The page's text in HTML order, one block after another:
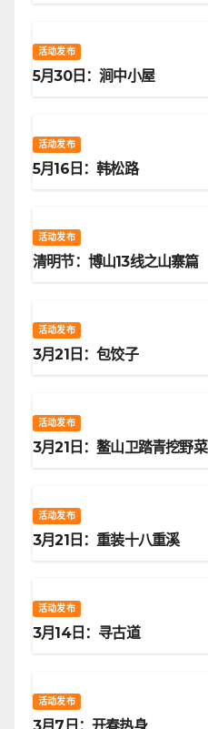
活动发布
5月30日：涧中小屋
活动发布
5月16日：韩松路
活动发布
清明节：博山13线之山寨篇
活动发布
3月21日：包饺子
活动发布
3月21日：鳌山卫踏青挖野菜
活动发布
3月21日：重装十八重溪
活动发布
3月14日：寻古道
活动发布